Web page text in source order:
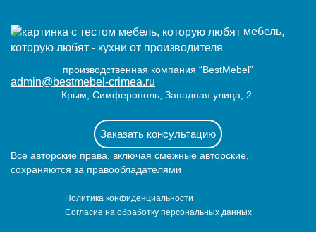
мебель,
которую любят - кухни от производителя
производственная компания “BestMebel”
admin@bestmebel-crimea.ru
Крым, Симферополь, Западная улица, 2
Заказать консультацию
Все авторские права, включая смежные авторские,
сохраняются за правообладателями
Политика конфиденциальности
Согласие на обработку персональных данных